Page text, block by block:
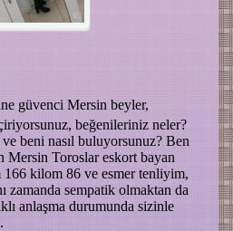
güvenci Mersin beyler,
beğenileriniz neler?
beni nasıl buluyorsunuz? Ben
Mersin Toroslar eskort bayan
166 kilom 86 ve esmer tenliyim,
zamanda sempatik olmaktan da
anlaşma durumunda sizinle